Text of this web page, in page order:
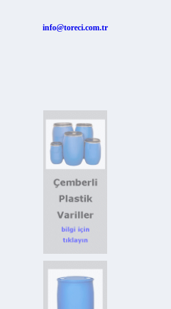
info@toreci.com.tr